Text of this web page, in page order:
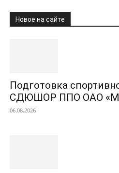
Новое на сайте
Подготовка
СДЮШОР ППО ОАО
06.08.2026